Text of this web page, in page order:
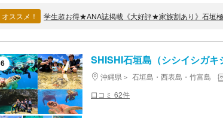
オススメ！
6 SHISHI石垣島（シシイシガキ
沖縄県 石垣島・西表島・竹富島
口コミ 62件